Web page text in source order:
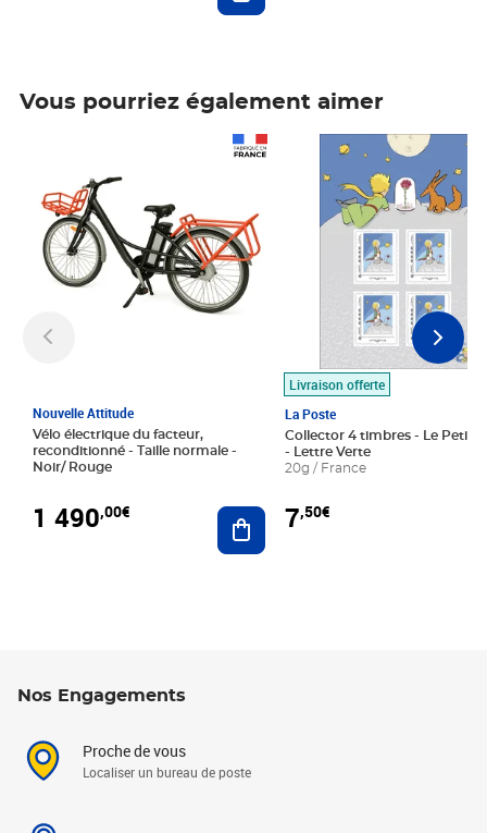
Vous pourriez également aimer
Nouvelle Attitude
Vélo électrique du facteur,
reconditionné - Taille normale -
Noir/ Rouge
1 490,00€ Ajouter au panier
Livraison offerte
La Poste
Collector 4 timbres - Le Petit
- Lettre Verte
20g / France
7,50€
Prix 7,50€
Nos Engagements
Proche de vous
Localiser un bureau de poste